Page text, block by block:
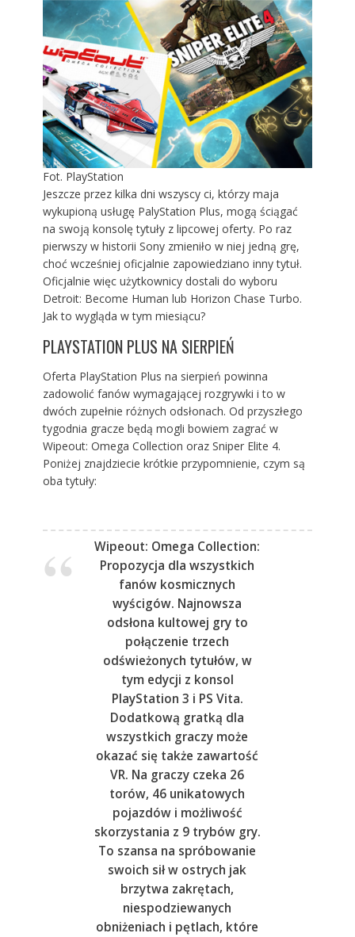
Fot. PlayStation
Jeszcze przez kilka dni wszyscy ci, którzy maja
wykupioną usługę PalyStation Plus, mogą ściągać
na swoją konsolę tytuły z lipcowej oferty. Po raz
pierwszy w historii Sony zmieniło w niej jedną grę,
choć wcześniej oficjalnie zapowiedziano inny tytuł.
Oficjalnie więc użytkownicy dostali do wyboru
Detroit: Become Human lub Horizon Chase Turbo.
Jak to wygląda w tym miesiącu?
PLAYSTATION PLUS NA SIERPIEŃ
Oferta PlayStation Plus na sierpień powinna
zadowolić fanów wymagającej rozgrywki i to w
dwóch zupełnie różnych odsłonach. Od przyszłego
tygodnia gracze będą mogli bowiem zagrać w
Wipeout: Omega Collection oraz Sniper Elite 4.
Poniżej znajdziecie krótkie przypomnienie, czym są
oba tytuły:
Wipeout: Omega Collection:
Propozycja dla wszystkich
fanów kosmicznych
wyścigów. Najnowsza
odsłona kultowej gry to
połączenie trzech
odświeżonych tytułów, w
tym edycji z konsol
PlayStation 3 i PS Vita.
Dodatkową gratką dla
wszystkich graczy może
okazać się także zawartość
VR. Na graczy czeka 26
torów, 46 unikatowych
pojazdów i możliwość
skorzystania z 9 trybów gry.
To szansa na spróbowanie
swoich sił w ostrych jak
brzytwa zakrętach,
niespodziewanych
obniżeniach i pętlach, które